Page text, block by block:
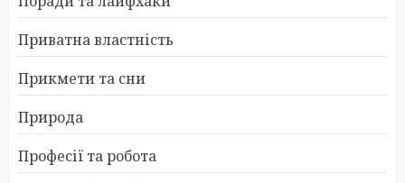
Приватна властність
Прикмети та сни
Природа
Професії та робота